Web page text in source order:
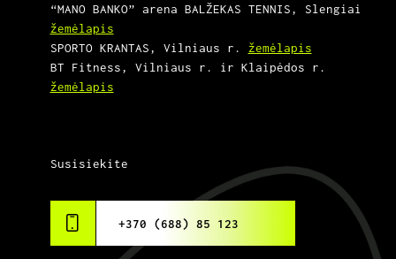
“MANO BANKO” arena BALŽEKAS TENNIS, Slengiai
žemėlapis
SPORTO KRANTAS, Vilniaus r. žemėlapis
BT Fitness, Vilniaus r. ir Klaipėdos r.
žemėlapis
Susisiekite
+370 (688) 85 123